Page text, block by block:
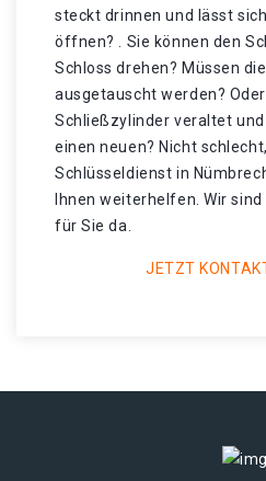
steckt drinnen und lässt
öffnen? . Sie können den
Schloss drehen? Müssen
ausgetauscht werden?
Schließzylinder veraltet
einen neuen? Nicht
Schlüsseldienst in
Ihnen weiterhelfen. Wir
für Sie da.
JETZT